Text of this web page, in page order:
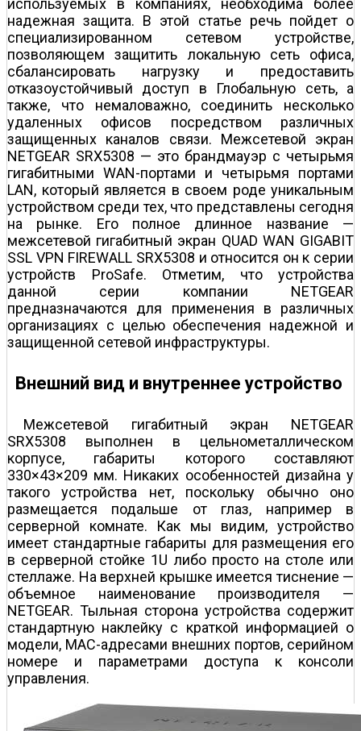
используемых в компаниях, необходима более
надежная защита. В этой статье речь пойдет о
специализированном сетевом устройстве,
позволяющем защитить локальную сеть офиса,
сбалансировать нагрузку и предоставить
отказоустойчивый доступ в Глобальную сеть, а
также, что немаловажно, соединить несколько
удаленных офисов посредством различных
защищенных каналов связи. Межсетевой экран
NETGEAR SRX5308 — это брандмауэр с четырьмя
гигабитными WAN-портами и четырьмя портами
LAN, который является в своем роде уникальным
устройством среди тех, что представлены сегодня
на рынке. Его полное длинное название —
межсетевой гигабитный экран QUAD WAN GIGABIT
SSL VPN FIREWALL SRX5308 и относится он к серии
устройств ProSafe. Отметим, что устройства
данной серии компании NETGEAR
предназначаются для применения в различных
организациях с целью обеспечения надежной и
защищенной сетевой инфраструктуры.
Внешний вид и внутреннее устройство
Межсетевой гигабитный экран NETGEAR
SRX5308 выполнен в цельнометаллическом
корпусе, габариты которого составляют
330×43×209 мм. Никаких особенностей дизайна у
такого устройства нет, поскольку обычно оно
размещается подальше от глаз, например в
серверной комнате. Как мы видим, устройство
имеет стандартные габариты для размещения его
в серверной стойке 1U либо просто на столе или
стеллаже. На верхней крышке имеется тиснение —
объемное наименование производителя —
NETGEAR. Тыльная сторона устройства содержит
стандартную наклейку с краткой информацией о
модели, MAC-адресами внешних портов, серийном
номере и параметрами доступа к консоли
управления.